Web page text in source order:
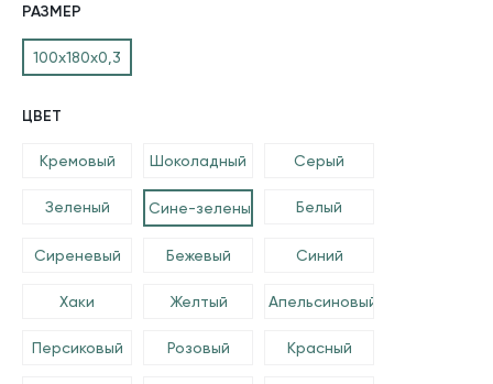
РАЗМЕР
100х180х0,3
ЦВЕТ
Кремовый Шоколадный Серый
Зеленый Сине-зеленый Белый
Сиреневый Бежевый Синий
Хаки Желтый Апельсиновый
Персиковый Розовый Красный